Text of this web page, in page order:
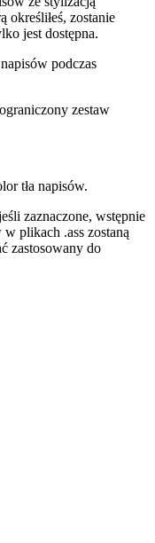
określiłeś, zostanie
jest dostępna.
podczas
zestaw
tła napisów.
zaznaczone, wstępnie
plikach .ass zostaną
zastosowany do